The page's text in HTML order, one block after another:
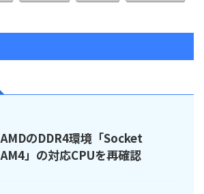
AMDのDDR4環境「Socket
AM4」の対応CPUを再確認